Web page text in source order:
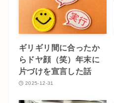
ギリギリ間に合ったか
らドヤ顔（笑）年末に
片づけを宣言した話
2025-12-31